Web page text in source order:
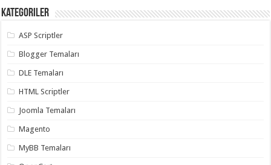
asansörlü
evden
taşımacılık,
organizasyon,
organizasyon,
organizasyon,
organizasyon,
organizasyon,
Kategoriler
ASP Scriptler
Blogger Temaları
DLE Temaları
HTML Scriptler
Joomla Temaları
Magento
MyBB Temaları